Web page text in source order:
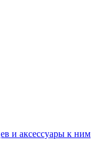
и аксессуары к ним